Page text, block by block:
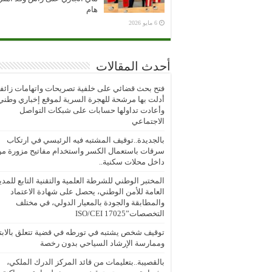
هام
6 مايو 2026
أحدث المقالات
فتح بحث قضائي على خلفية تصريحات واتهامات
أدلت بها مرشحة للهجرة السرية لموقع إخباري
وأعادت تداولها حسابات على شبكات التواصل
الاجتماعي
بالجديدة..توقيف المشتبه فيه الرئيسي في ارتكاب
سرقات باستعمال الكسر واستخدام مفاتيح مزورة
داخل محلات سكنية..
المختبر الوطني للشرطة العلمية والتقنية التابع
العامة للأمن الوطني، يحصل على شهادة الاعتماد
والمطابقة والجودة بالمعيار الدولي، في مختلف
التخصصات”ISO/CEI 17025
توقيف شخص يشتبه في تورطه في قضية تتعلق
وممارسة الإرشاد السياحي بدون رخصة
بالقصيبة..بتعليمات من قائد المركز الدرك الملكي،